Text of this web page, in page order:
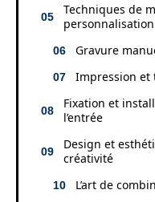
Techniques de
personnalisation
Gravure
Impression et
Fixation et
l’entrée
Design et
créativité
L’art de